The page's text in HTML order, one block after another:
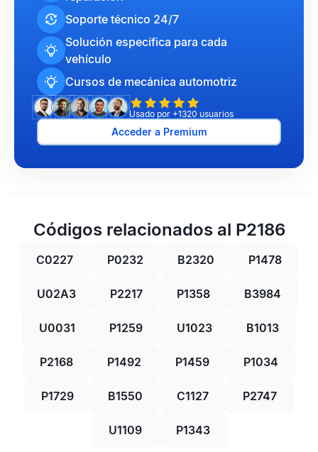
Soporte técnico 24/7
Solución específica para cada
vehículo
Cursos de mecánica automotriz
Usado por +1320 usuarios
Acceder a Premium
Códigos relacionados al P2186
C0227 P0232 B2320 P1478
U02A3 P2217 P1358 B3984
U0031 P1259 U1023 B1013
P2168 P1492 P1459 P1034
P1729 B1550 C1127 P2747
U1109 P1343